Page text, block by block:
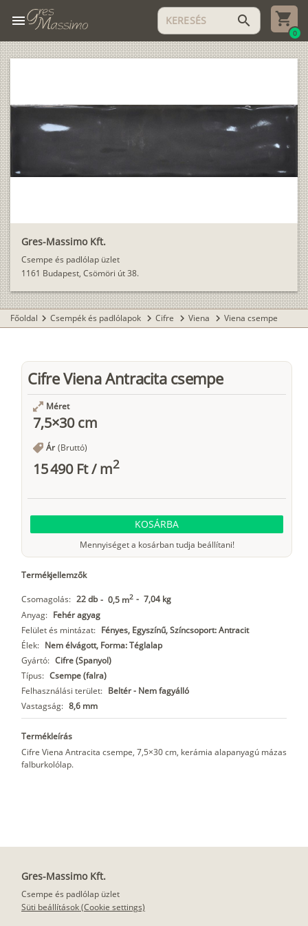
menu search
0
Gres-Massimo Kft.
Csempe és padlólap üzlet
1161 Budapest, Csömöri út 38.
Főoldal chevron_right Csempék és padlólapok chevron_right Cifre chevron_right Viena chevron_right Viena csempe
Cifre Viena Antracita csempe
Méret
7,5×30 cm
Ár (Bruttó)
15 490 Ft/m2
KOSÁRBA
Mennyiséget a kosárban tudja beállítani!
Termékjellemzők
Csomagolás: 22 db - 0,5 m2 - 7,04 kg
Anyag: Fehér agyag
Felület és mintázat: Fényes, Egyszínű, Színcsoport: Antracit
Élek: Nem élvágott, Forma: Téglalap
Gyártó: Cifre (Spanyol)
Típus: Csempe (falra)
Felhasználási terület: Beltér - Nem fagyálló
Vastagság: 8,6 mm
Termékleírás
Cifre Viena Antracita csempe, 7,5×30 cm, kerámia alapanyagú mázas
falburkolólap.
Gres-Massimo Kft.
Csempe és padlólap üzlet
Süti beállítások (Cookie settings)